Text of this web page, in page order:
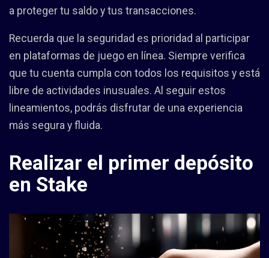
a proteger tu saldo y tus transacciones.
Recuerda que la seguridad es prioridad al participar
en plataformas de juego en línea. Siempre verifica
que tu cuenta cumpla con todos los requisitos y está
libre de actividades inusuales. Al seguir estos
lineamientos, podrás disfrutar de una experiencia
más segura y fluida.
Realizar el primer depósito
en Stake